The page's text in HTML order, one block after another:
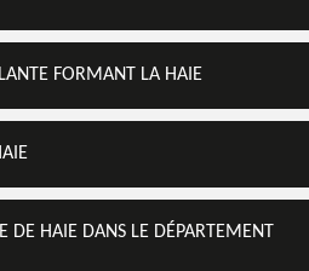
FORMANT LA HAIE
DE HAIE DANS LE DÉPARTEMENT